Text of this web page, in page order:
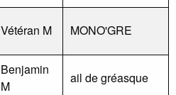
Vétéran M MONO'GRE
Benjamin
M
ail de gréasque